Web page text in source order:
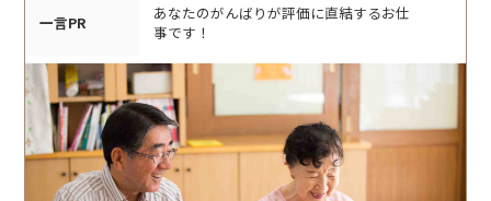
一言PR
あなたのがんばりが評価に直結するお仕
事です！